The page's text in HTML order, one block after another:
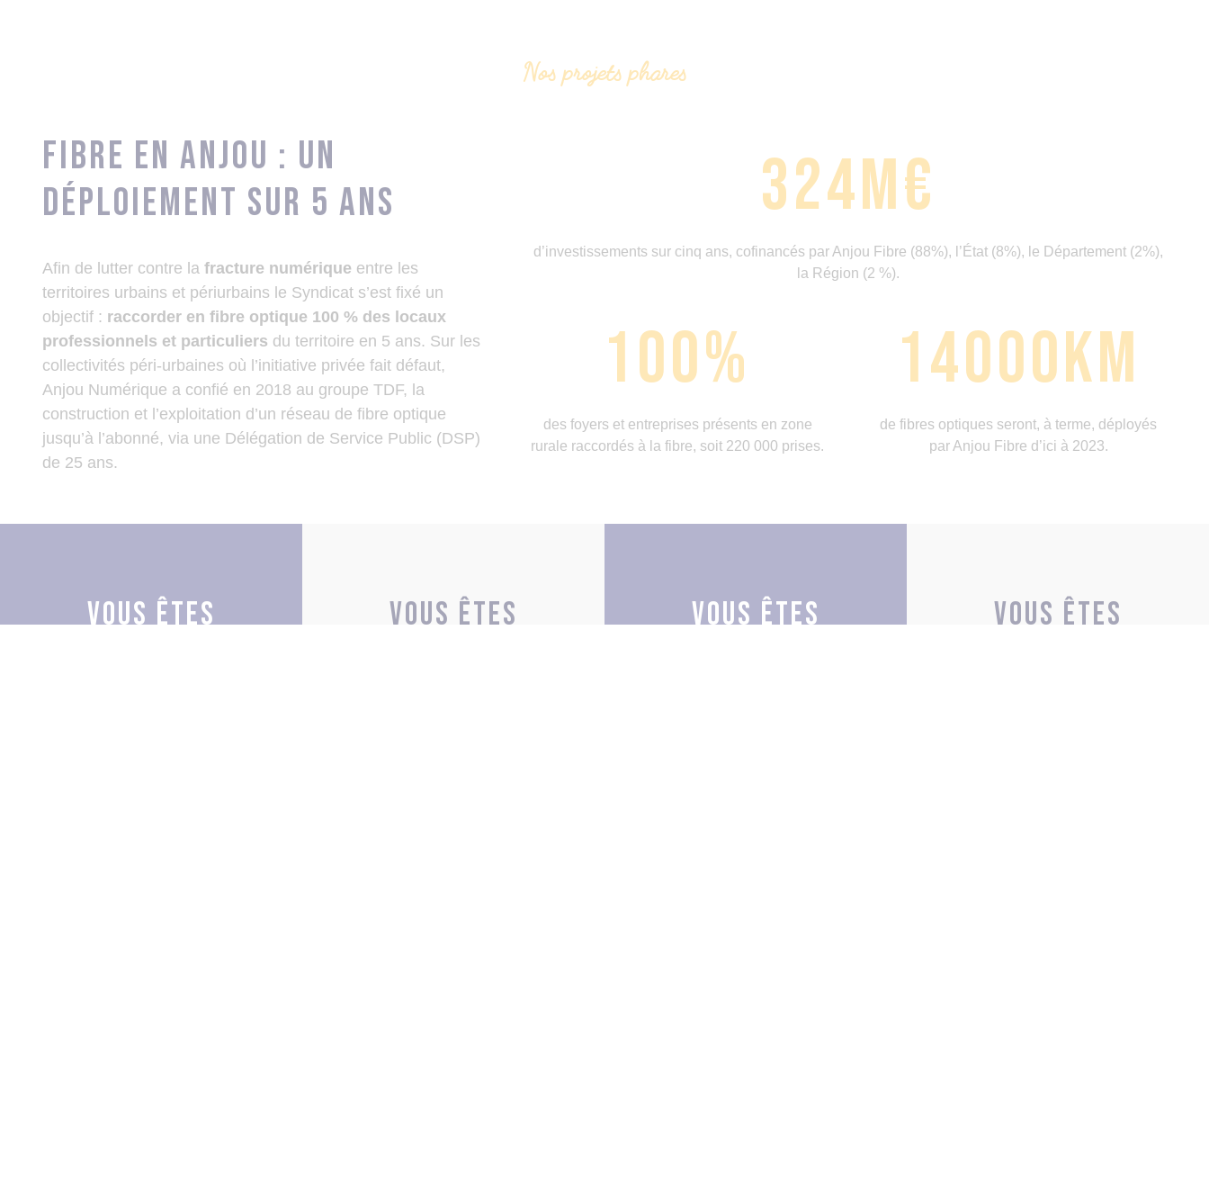
Nos projets phares
Fibre en Anjou : Un
déploiement sur 5 ans
Afin de lutter contre la fracture numérique entre les
territoires urbains et périurbains le Syndicat s’est fixé un
objectif : raccorder en fibre optique 100 % des locaux
professionnels et particuliers du territoire en 5 ans. Sur les
collectivités péri-urbaines où l’initiative privée fait défaut,
Anjou Numérique a confié en 2018 au groupe TDF, la
construction et l’exploitation d’un réseau de fibre optique
jusqu’à l’abonné, via une Délégation de Service Public (DSP)
de 25 ans.
324M€
d’investissements sur cinq ans, cofinancés par Anjou Fibre (88%), l’État (8%), le Département (2%),
la Région (2 %).
100%
des foyers et entreprises présents en zone
rurale raccordés à la fibre, soit 220 000 prises.
14000KM
de fibres optiques seront, à terme, déployés
par Anjou Fibre d’ici à 2023.
Vous êtes
Vous êtes
Vous êtes
Vous êtes